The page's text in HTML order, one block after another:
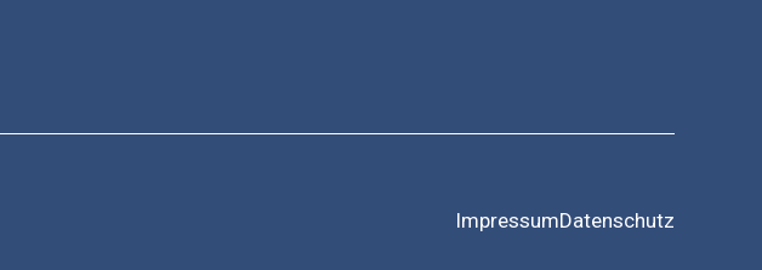
ImpressumDatenschutz